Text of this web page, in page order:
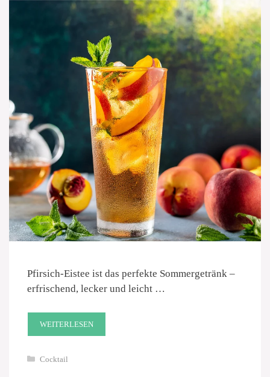
Pfirsich-Eistee ist das perfekte Sommergetränk –
erfrischend, lecker und leicht …
WEITERLESEN
Kategorien
Cocktail